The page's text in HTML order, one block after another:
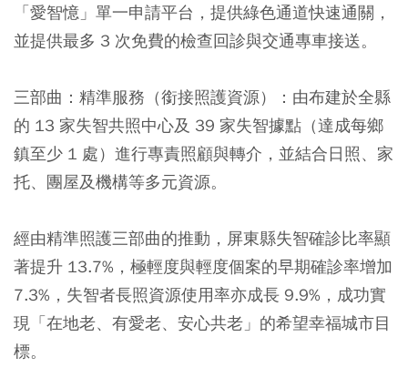
「愛智憶」單一申請平台，提供綠色通道快速通關，
並提供最多 3 次免費的檢查回診與交通專車接送。
三部曲：精準服務（銜接照護資源）
：由布建於全縣
的 13 家失智共照中心及 39 家失智據點（達成每鄉
鎮至少 1 處）進行專責照顧與轉介，並結合日照、家
托、團屋及機構等多元資源。
經由精準照護三部曲的推動，屏東縣失智確診比率顯
著提升 13.7%，極輕度與輕度個案的早期確診率增加
7.3%，失智者長照資源使用率亦成長 9.9%，成功實
現「在地老、有愛老、安心共老」的希望幸福城市目
標。